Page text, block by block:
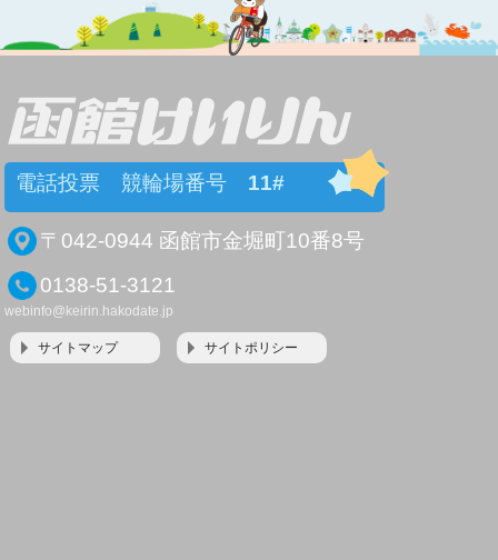
電話投票 競輪場番号 11#
〒042-0944 函館市金堀町10番8号
0138-51-3121
webinfo@keirin.hakodate.jp
サイトマップ サイトポリシー